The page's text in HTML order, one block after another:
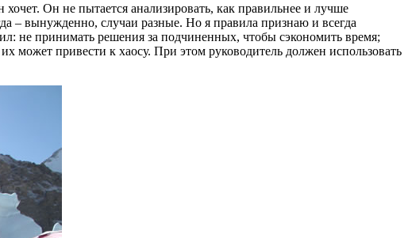
Он не пытается анализировать, как правильнее и лучше
– вынужденно, случаи разные. Но я правила признаю и всегда
не принимать решения за подчиненных, чтобы сэкономить время;
может привести к хаосу. При этом руководитель должен использовать